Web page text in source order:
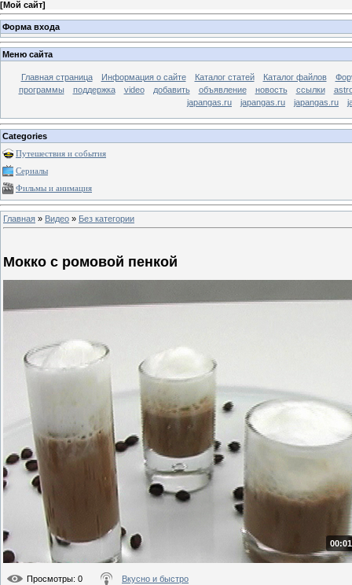
[Мой сайт]
Форма входа
Меню сайта
Главная страница Информация о сайте Каталог статей Каталог файлов
программы
поддержка video добавить объявление новость ссылки
japangas.ru
japangas.ru japangas.ru
Categories
Путешествия и события
Сериалы
Фильмы и анимация
Главная » Видео » Без категории
Мокко с ромовой пенкой
Просмотры: 0 Вкусно и быстро